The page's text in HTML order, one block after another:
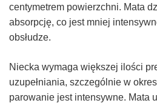
centymetrem powierzchni. Mata
absorpcję, co jest mniej
obsłudze.
Niecka wymaga większej ilości
uzupełniania, szczególnie w
parowanie jest intensywne. Mata